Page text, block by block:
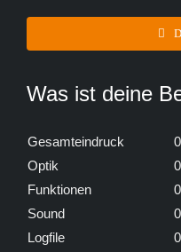
Was ist deine
Gesamteindruck
0
Optik
0
Funktionen
0
Sound
0
Logfile
0